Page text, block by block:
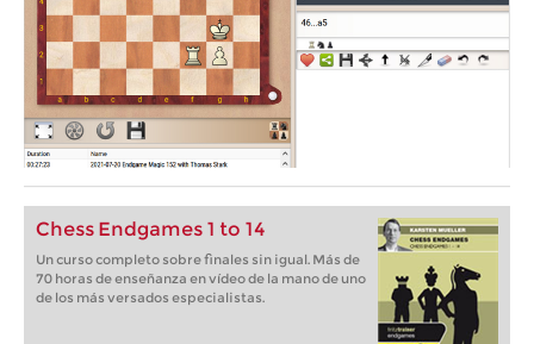
Chess Endgames 1 to 14
Un curso completo sobre finales sin igual. Más de
70 horas de enseñanza en vídeo de la mano de uno
de los más versados especialistas.